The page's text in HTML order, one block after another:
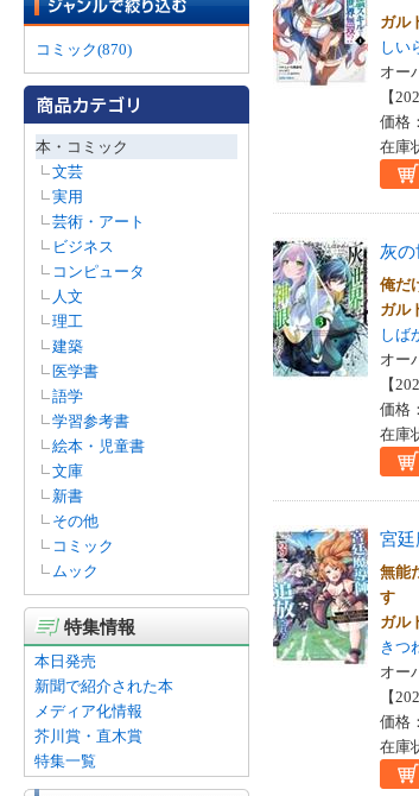
コミック(870)
本・コミック
文芸
実用
芸術・アート
ビジネス
コンピュータ
人文
理工
建築
医学書
語学
学習参考書
絵本・児童書
文庫
新書
その他
コミック
ムック
特集情報
本日発売
新聞で紹介された本
メディア化情報
芥川賞・直木賞
特集一覧
ガル
しい
オー
【
価格
在庫
灰
俺だ
ガル
しば
オー
【
価格
在庫
宮
無能
す
ガル
きつ
オー
【
価格
在庫